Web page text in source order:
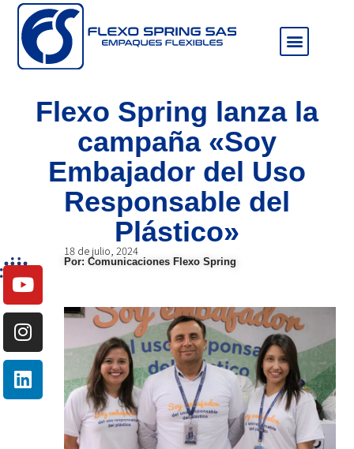
Flexo Spring lanza la
campaña «Soy
Embajador del Uso
Responsable del
Plástico»
Por: Comunicaciones Flexo Spring
18 de julio, 2024